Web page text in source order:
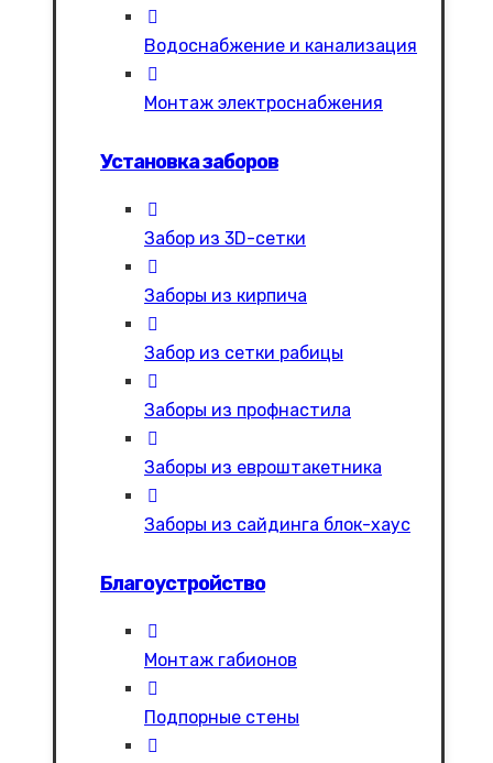
Водоснабжение и канализация
Монтаж электроснабжения
Установка заборов
Забор из 3D-сетки
Заборы из кирпича
Забор из сетки рабицы
Заборы из профнастила
Заборы из евроштакетника
Заборы из сайдинга блок-хаус
Благоустройство
Монтаж габионов
Подпорные стены